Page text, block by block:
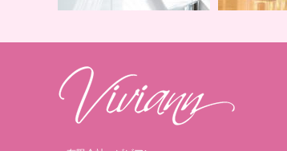
地球の恵みを シャワー